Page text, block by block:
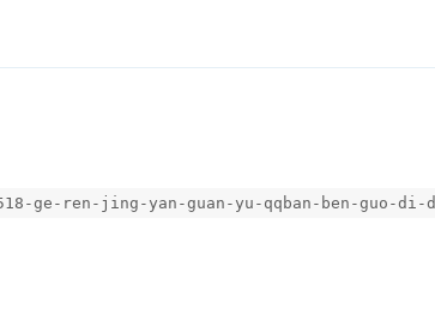
ge-ren-jing-yan-guan-yu-qqban-ben-guo-